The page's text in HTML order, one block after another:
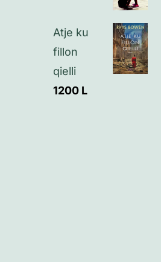
Atje ku
fillon
qielli
1200 L